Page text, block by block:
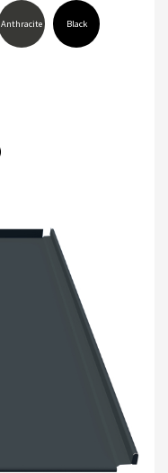
Anthracite Black